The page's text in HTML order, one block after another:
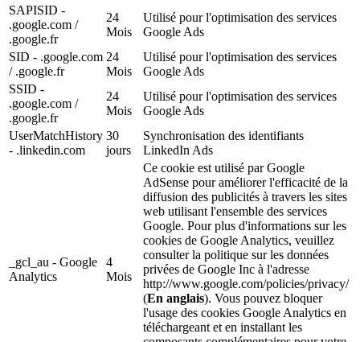
SAPISID -
.google.com /
.google.fr
24
Mois
Utilisé pour l'optimisation des services
Google Ads
SID - .google.com
/ .google.fr
24
Mois
Utilisé pour l'optimisation des services
Google Ads
SSID -
.google.com /
.google.fr
24
Mois
Utilisé pour l'optimisation des services
Google Ads
UserMatchHistory
- .linkedin.com
30
jours
Synchronisation des identifiants
LinkedIn Ads
_gcl_au - Google
Analytics
4
Mois
Ce cookie est utilisé par Google
AdSense pour améliorer l'efficacité de la
diffusion des publicités à travers les sites
web utilisant l'ensemble des services
Google. Pour plus d'informations sur les
cookies de Google Analytics, veuillez
consulter la politique sur les données
privées de Google Inc à l'adresse
http://www.google.com/policies/privacy/
(En anglais). Vous pouvez bloquer
l'usage des cookies Google Analytics en
téléchargeant et en installant les